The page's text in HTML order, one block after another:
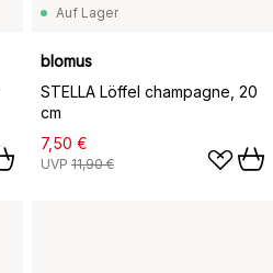
Auf Lager
blomus
STELLA Löffel champagne, 20
cm
7,50 €
UVP 11,90 €